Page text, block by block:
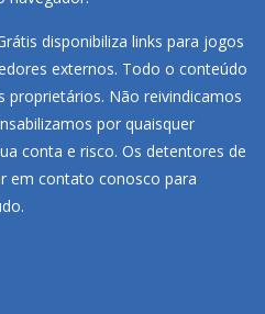
disponibiliza links para jogos
externos. Todo o conteúdo
proprietários. Não reivindicamos
por quaisquer
conta e risco. Os detentores de
em contato conosco para